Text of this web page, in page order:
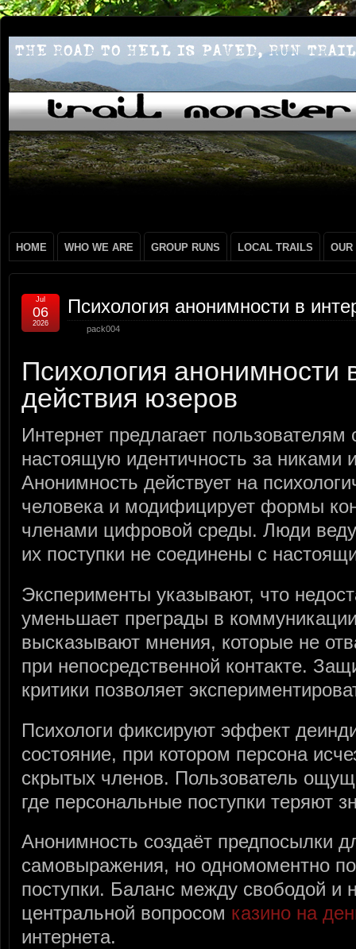
HOME WHO WE ARE GROUP RUNS LOCAL TRAILS OUR
Психология анонимности в
pack004
Jul
06
2026
Психология анонимности
действия юзеров
Интернет предлагает пользователям
настоящую идентичность за никами
Анонимность действует на
человека и модифицирует формы
членами цифровой среды. Люди
их поступки не соединены с
Эксперименты указывают, что
уменьшает преграды в
высказывают мнения, которые не
при непосредственной контакте.
критики позволяет
Психологи фиксируют эффект
состояние, при котором персона
скрытых членов. Пользователь
где персональные поступки теряют
Анонимность создаёт предпосылки
самовыражения, но одномоментно
поступки. Баланс между свободой и
центральной вопросом казино на
интернета.